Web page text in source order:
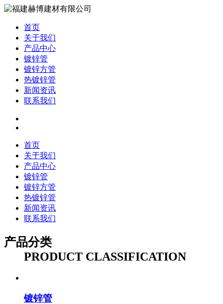
首页
关于我们
产品中心
镀锌管
镀锌方管
热镀锌管
新闻资讯
联系我们
首页
关于我们
产品中心
镀锌管
镀锌方管
热镀锌管
新闻资讯
联系我们
产品分类
PRODUCT CLASSIFICATION
镀锌管